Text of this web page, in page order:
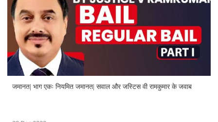
जमानत| भाग एकः नियमित जमानत| सवाल और जस्टिस वी रामकुमार के जवाब